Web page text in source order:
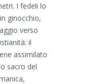
I fedeli lo
ginocchio,
verso
il
assimilato
sacro del